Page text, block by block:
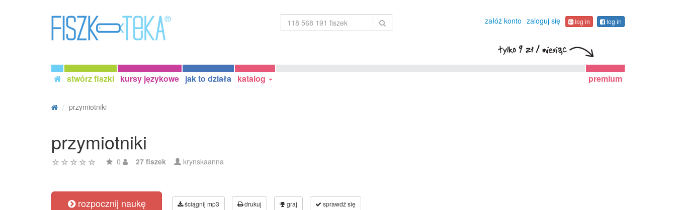
załóż konto zaloguj się log in log in
stwórz fiszki kursy językowe jak to działa katalog premium
przymiotniki
przymiotniki
0 27 fiszek krynskaanna
rozpocznij naukę ściągnij mp3 drukuj graj sprawdź się